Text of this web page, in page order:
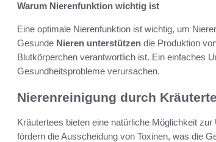
Warum Nierenfunktion wichtig ist
Eine optimale Nierenfunktion ist wichtig, um
Gesunde Nieren unterstützen die Produktion
Blutkörperchen verantwortlich ist. Ein einfaches
Gesundheitsprobleme verursachen.
Nierenreinigung durch
Kräutertees bieten eine natürliche Möglichkeit
fördern die Ausscheidung von Toxinen, was die